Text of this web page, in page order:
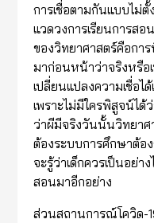
การเชื่อตามกันแบบไม่
แวดวงการเรียนการส
ของวิทยาศาสตร์คือกา
มาก่อนหน้าว่าจริงหรือ
เปลี่ยนแปลงความเชื่อไ
เพราะไม่มีใครพิสูจน์ไ
ว่าผีมีจริงวันนั้นวิทยาศ
ต้องระบบการศึกษาต้อง
จะรู้ว่าเด็กควรเป็นอย่า
สอนมาอีกอย่าง
ส่วนสถานการณ์โควิด-